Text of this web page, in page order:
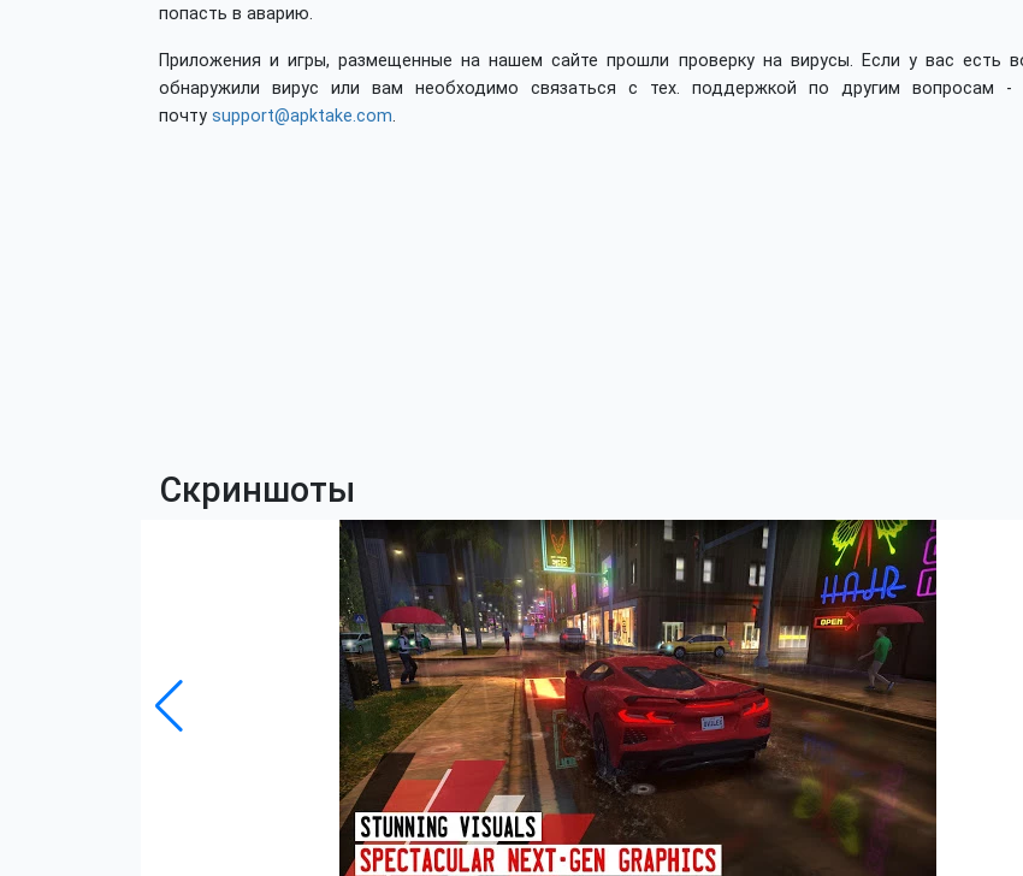
попасть в аварию.
Приложения и игры, размещенные на нашем сайте прошли проверку на вирусы. Если у вас есть
обнаружили вирус или вам необходимо связаться с тех. поддержкой по другим вопросам -
почту support@apktake.com.
Скриншоты